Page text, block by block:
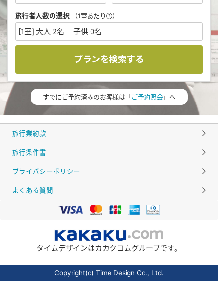
旅行者人数の選択 （1室あたり ）
[1室] 大人 2名 子供 0名
プランを検索する
すでにご予約済みのお客様は「ご予約照会」へ
旅行業約款
旅行条件書
プライバシーポリシー
よくある質問
タイムデザインはカカクコムグループです。
Copyright(c) Time Design Co., Ltd.